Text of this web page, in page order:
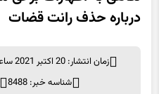
شناسه خبر: 8488